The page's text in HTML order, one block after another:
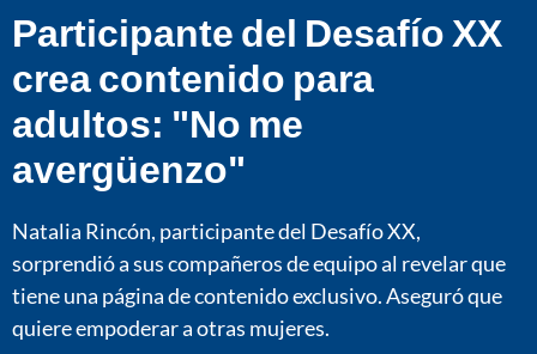
Participante del Desafío XX
crea contenido para
adultos: "No me
avergüenzo"
Natalia Rincón, participante del Desafío XX,
sorprendió a sus compañeros de equipo al revelar que
tiene una página de contenido exclusivo. Aseguró que
quiere empoderar a otras mujeres.